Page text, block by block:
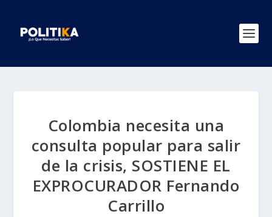
Colombia necesita una
consulta popular para salir
de la crisis, SOSTIENE EL
EXPROCURADOR Fernando
Carrillo